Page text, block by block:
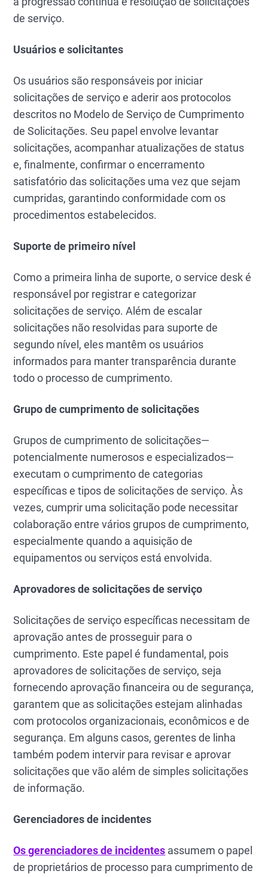
de serviço.
Usuários e solicitantes
Os usuários são responsáveis por iniciar
solicitações de serviço e aderir aos protocolos
descritos no Modelo de Serviço de Cumprimento
de Solicitações. Seu papel envolve levantar
solicitações, acompanhar atualizações de status
e, finalmente, confirmar o encerramento
satisfatório das solicitações uma vez que sejam
cumpridas, garantindo conformidade com os
procedimentos estabelecidos.
Suporte de primeiro nível
Como a primeira linha de suporte, o service desk é
responsável por registrar e categorizar
solicitações de serviço. Além de escalar
solicitações não resolvidas para suporte de
segundo nível, eles mantêm os usuários
informados para manter transparência durante
todo o processo de cumprimento.
Grupo de cumprimento de solicitações
Grupos de cumprimento de solicitações—
potencialmente numerosos e especializados—
executam o cumprimento de categorias
específicas e tipos de solicitações de serviço. Às
vezes, cumprir uma solicitação pode necessitar
colaboração entre vários grupos de cumprimento,
especialmente quando a aquisição de
equipamentos ou serviços está envolvida.
Aprovadores de solicitações de serviço
Solicitações de serviço específicas necessitam de
aprovação antes de prosseguir para o
cumprimento. Este papel é fundamental, pois
aprovadores de solicitações de serviço, seja
fornecendo aprovação financeira ou de segurança,
garantem que as solicitações estejam alinhadas
com protocolos organizacionais, econômicos e de
segurança. Em alguns casos, gerentes de linha
também podem intervir para revisar e aprovar
solicitações que vão além de simples solicitações
de informação.
Gerenciadores de incidentes
Os gerenciadores de incidentes assumem o papel
de proprietários de processo para cumprimento de